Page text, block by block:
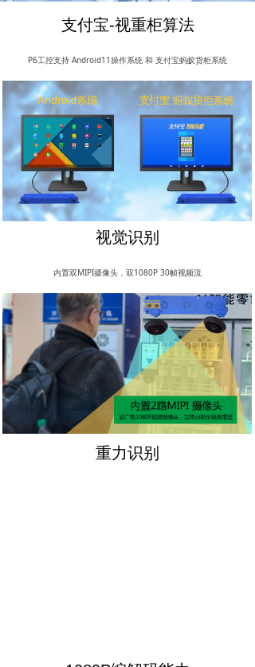
支付宝-视重柜算法
P6工控支持 Android11操作系统 和 支付宝蚂蚁货柜系统
视觉识别
内置双MIPI摄像头，双1080P 30帧视频流
重力识别